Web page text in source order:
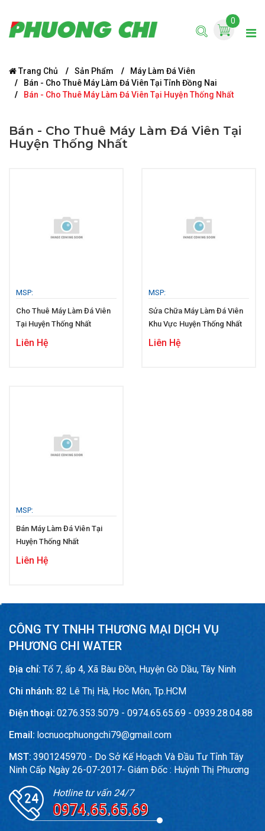
0
Trang Chủ Sản Phẩm
Máy Làm Đá Viên
Bán - Cho Thuê Máy Làm Đá Viên Tại Tỉnh Đồng Nai
Bán - Cho Thuê Máy Làm Đá Viên Tại Huyện Thống Nhất
Bán - Cho Thuê Máy Làm Đá Viên Tại
Huyện Thống Nhất
MSP:
Cho Thuê Máy Làm Đá Viên
Tại Huyện Thống Nhất
Liên Hệ
MSP:
Sửa Chữa Máy Làm Đá Viên
Khu Vực Huyện Thống Nhất
Liên Hệ
MSP:
Bán Máy Làm Đá Viên Tại
Huyện Thống Nhất
Liên Hệ
CÔNG TY TNHH THƯƠNG MẠI DỊCH VỤ
PHƯƠNG CHI WATER
Địa chỉ: Tổ 7, ấp 4, Xã Bàu Đồn, Huyện Gò Dầu, Tây Ninh
Chi nhánh: 82 Lê Thị Hà, Hoc Môn, Tp.HCM
Điện thoại: 0276.353.5079 - 0974.65.65.69 - 0939.28.04.88
Email: locnuocphuongchi79@gmail.com
MST: 3901245970 - Do Sở Kế Hoạch Và Đầu Tư Tỉnh Tây
Ninh Cấp Ngày 26-07-2017- Giám Đốc : Huỳnh Thị Phương
Hotline tư vấn 24/7
0974.65.65.69